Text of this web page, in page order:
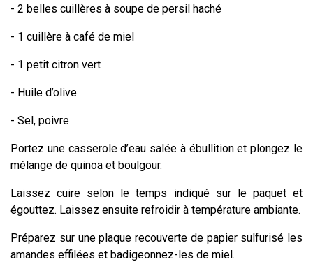
- 2 belles cuillères à soupe de persil haché
- 1 cuillère à café de miel
- 1 petit citron vert
- Huile d’olive
- Sel, poivre
Portez une casserole d’eau salée à ébullition et plongez le
mélange de quinoa et boulgour.
Laissez cuire selon le temps indiqué sur le paquet et
égouttez. Laissez ensuite refroidir à température ambiante.
Préparez sur une plaque recouverte de papier sulfurisé les
amandes effilées et badigeonnez-les de miel.